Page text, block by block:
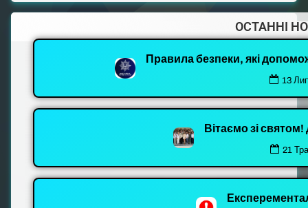
ОСТАННІ
Правила безпеки, які
13
Вітаємо зі
21